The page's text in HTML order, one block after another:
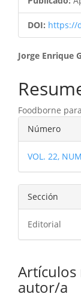
DOI: https://
principal
del
artículo
Jorge Enrique
Foodborne
del
artículo
Número
VOL. 22,
Sección
Editorial
Artículos
autor/a